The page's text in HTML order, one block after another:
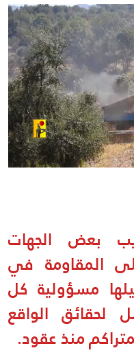
بعض الجهات
المقاومة في
مسؤولية كل
لحقائق الواقع
منذ عقود.